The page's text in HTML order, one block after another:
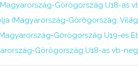
Görögország U18-as
(Magyarország-Görögország,
Görögország U19-es
Görögország U18-as vb-